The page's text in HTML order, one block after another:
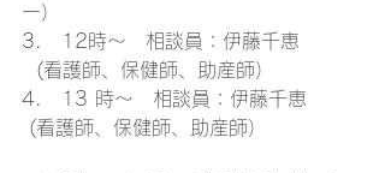
ー）
3.　12時～　相談員：伊藤千恵
  (看護師、保健師、助産師）
4.　13 時～　相談員：伊藤千恵
(看護師、保健師、助産師）